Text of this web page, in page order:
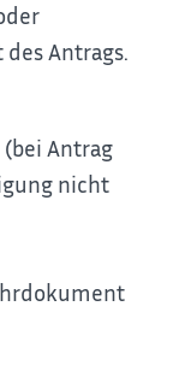
Antrags.
Antrag
nicht